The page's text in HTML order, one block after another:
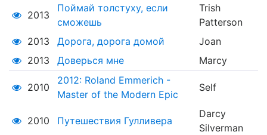
2013
Поймай толстуху, если
сможешь
Trish
Patterson
2013
Дорога, дорога домой
Joan
2013
Доверься мне Marcy
2010
2012: Roland Emmerich -
Master of the Modern Epic
Self
2010 Путешествия Гулливера
Darcy
Silverman